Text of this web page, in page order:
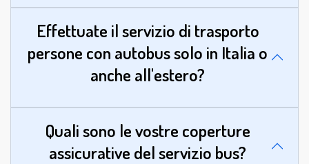
Effettuate il servizio di trasporto
persone con autobus solo in Italia o
anche all'estero?
Quali sono le vostre coperture
assicurative del servizio bus?